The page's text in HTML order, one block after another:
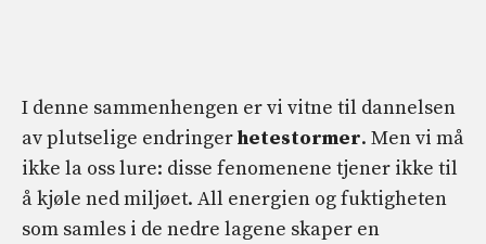
I denne sammenhengen er vi vitne til dannelsen
av plutselige endringerhetestormer. Men vi må
ikke la oss lure: disse fenomenene tjener ikke til
å kjøle ned miljøet. All energien og fuktigheten
som samles i de nedre lagene skaper en